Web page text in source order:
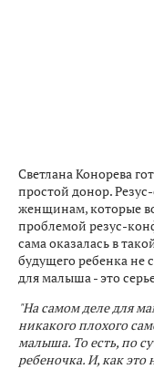
Светлана Конорева
простой донор.
женщинам, которые
проблемой резус-
сама оказалась в
будущего ребенка не
для малыша - это
"На самом деле для
никакого плохого
малыша. То есть, по
ребеночка. И, как это